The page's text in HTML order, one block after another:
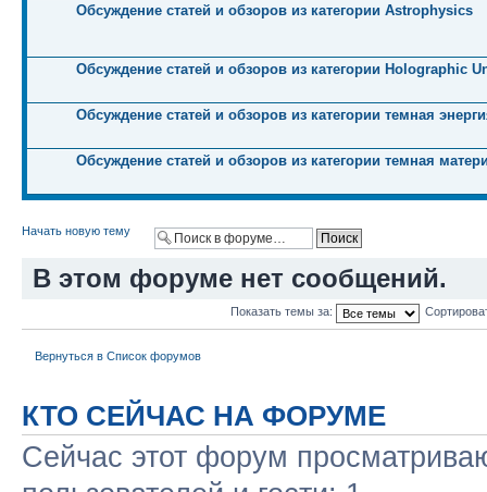
Обсуждение статей и обзоров из категории Astrophysics
Обсуждение статей и обзоров из категории Holographic
Обсуждение статей и обзоров из категории темная
Обсуждение статей и обзоров из категории темная
Начать новую тему
В этом форуме нет сообщений.
Показать темы за:
Вернуться в Список форумов
КТО СЕЙЧАС НА ФОРУМЕ
Сейчас этот форум